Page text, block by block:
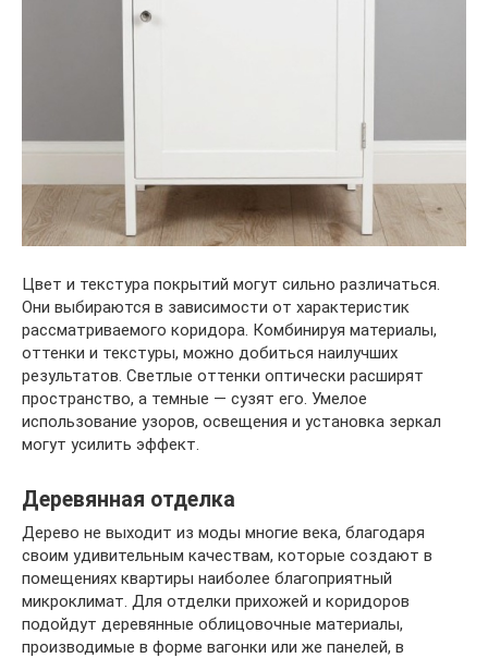
Цвет и текстура покрытий могут сильно различаться.
Они выбираются в зависимости от характеристик
рассматриваемого коридора. Комбинируя материалы,
оттенки и текстуры, можно добиться наилучших
результатов. Светлые оттенки оптически расширят
пространство, а темные — сузят его. Умелое
использование узоров, освещения и установка зеркал
могут усилить эффект.
Деревянная отделка
Дерево не выходит из моды многие века, благодаря
своим удивительным качествам, которые создают в
помещениях квартиры наиболее благоприятный
микроклимат. Для отделки прихожей и коридоров
подойдут деревянные облицовочные материалы,
производимые в форме вагонки или же панелей, в